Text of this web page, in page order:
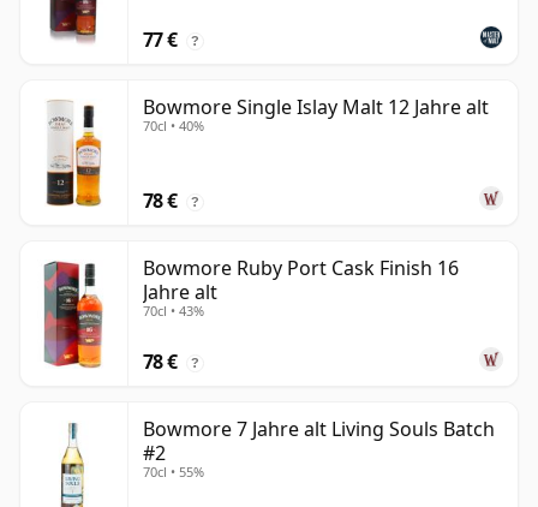
77 € ?
Bowmore Single Islay Malt 12 Jahre alt
70cl • 40%
78 € ?
Bowmore Ruby Port Cask Finish 16
Jahre alt
70cl • 43%
78 € ?
Bowmore 7 Jahre alt Living Souls Batch
#2
70cl • 55%